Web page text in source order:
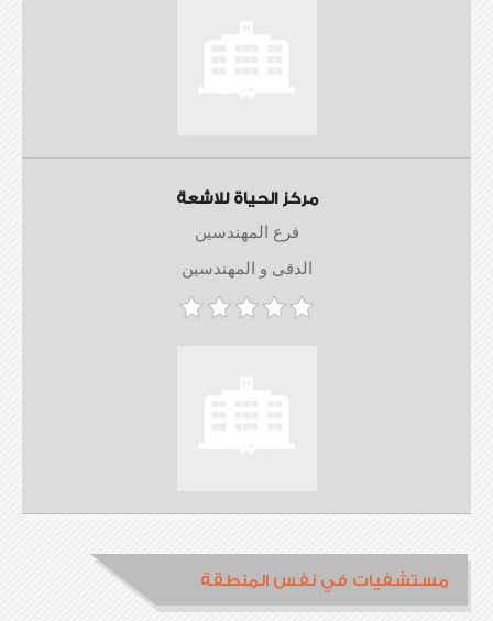
مركز الحياة للاشعة
فرع المهندسين
الدقى و المهندسين
مستشفيات في نفس المنطقة